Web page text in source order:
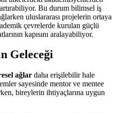
Bu durum bilimsel iş
uluslararası projelerin ortaya
çevrelerde kurulan güçlü
kapısını aralayabiliyor.
Geleceği
ağlar daha erişilebilir hale
sayesinde mentor ve mentee
bireylerin ihtiyaçlarına uygun